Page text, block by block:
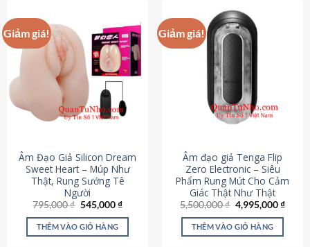
Giảm giá!
Âm Đạo Giả Silicon Dream
Sweet Heart – Múp Như
Thật, Rung Sướng Tê
Người
795,000₫ Giá
là:
795,000 ₫.
545,000₫Giá
tại
545,000 ₫.
THÊM VÀO GIỎ HÀNG
Giảm giá!
Âm đạo giả Tenga Flip
Zero Electronic – Siêu
Phẩm Rung Mút Cho Cảm
Giác Thật Như Thật
5,500,000₫ Giá
gốc
là:
5,500,000 ₫.
4,995,000₫Giá
THÊM VÀO GIỎ HÀNG